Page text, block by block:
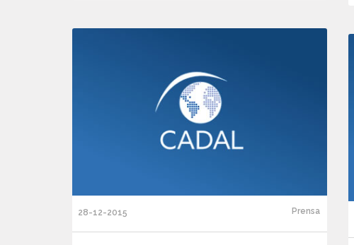
28-12-2015 Prensa